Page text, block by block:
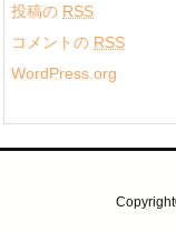
投稿の RSS
コメントの RSS
WordPress.org